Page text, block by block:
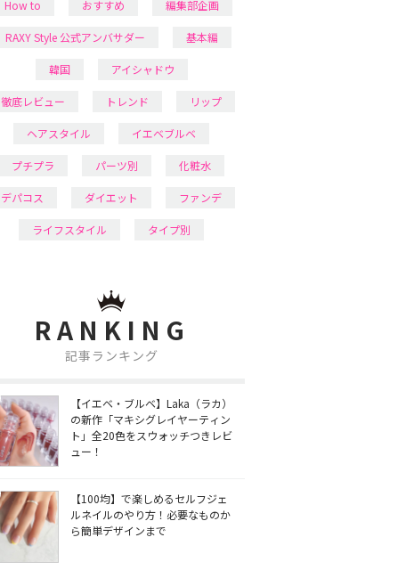
How to おすすめ 編集部企画
RAXY Style 公式アンバサダー 基本編
韓国 アイシャドウ
徹底レビュー トレンド リップ
ヘアスタイル イエベブルベ
プチプラ パーツ別 化粧水
デパコス ダイエット ファンデ
ライフスタイル タイプ別
RANKING
記事ランキング
【イエベ・ブルベ】Laka（ラカ）
の新作「マキシグレイヤーティン
ト」全20色をスウォッチつきレビ
ュー！
【100均】で楽しめるセルフジェ
ルネイルのやり方！必要なものか
ら簡単デザインまで